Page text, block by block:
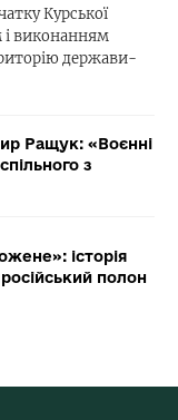
Курської
і виконанням
держави-
Ращук: «Воєнні
з
історія
полон